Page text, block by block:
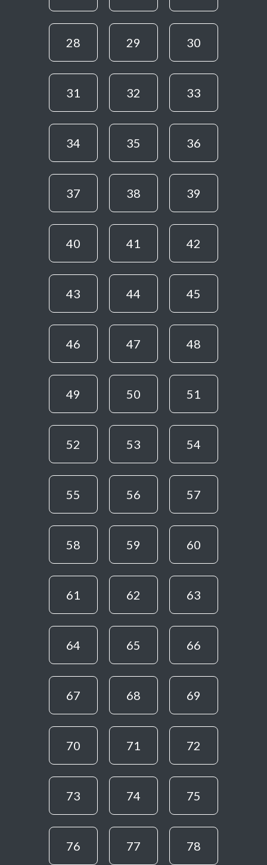
28 29 30
31 32 33
34 35 36
37 38 39
40 41 42
43 44 45
46 47 48
49 50 51
52 53 54
55 56 57
58 59 60
61 62 63
64 65 66
67 68 69
70 71 72
73 74 75
76 77 78